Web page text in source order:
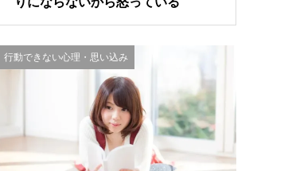
行動できない心理・思い込み